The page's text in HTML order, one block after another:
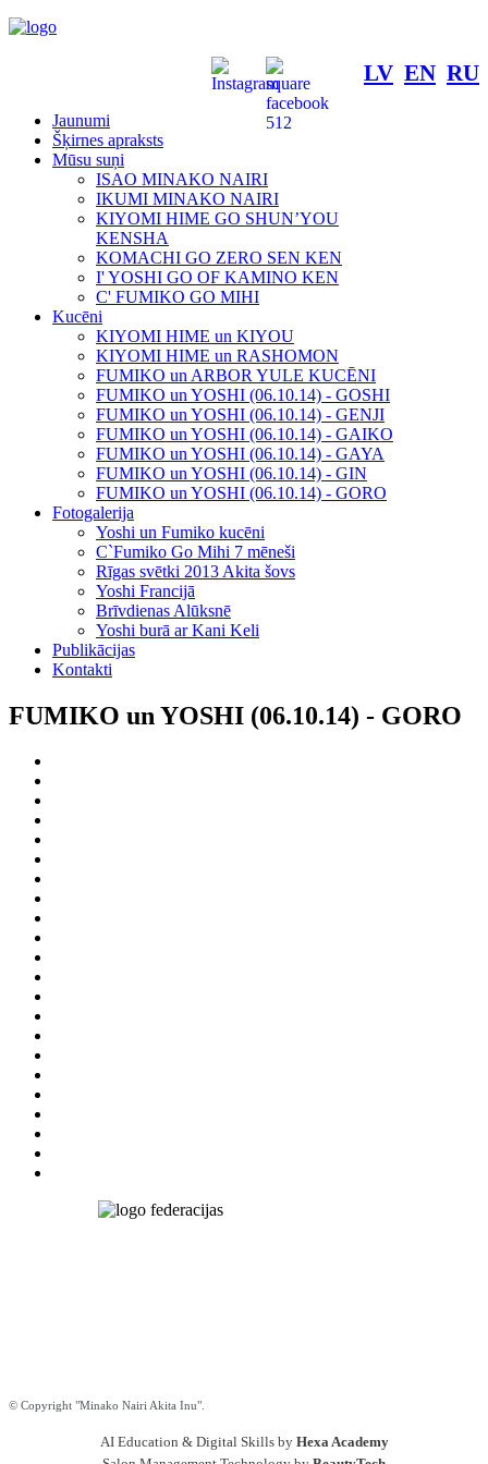
LV EN RU
Jaunumi
Šķirnes apraksts
Mūsu suņi
ISAO MINAKO NAIRI
IKUMI MINAKO NAIRI
KIYOMI HIME GO SHUN’YOU
KENSHA
KOMACHI GO ZERO SEN KEN
I' YOSHI GO OF KAMINO KEN
C' FUMIKO GO MIHI
Kucēni
KIYOMI HIME un KIYOU
KIYOMI HIME un RASHOMON
FUMIKO un ARBOR YULE KUCĒNI
FUMIKO un YOSHI (06.10.14) - GOSHI
FUMIKO un YOSHI (06.10.14) - GENJI
FUMIKO un YOSHI (06.10.14) - GAIKO
FUMIKO un YOSHI (06.10.14) - GAYA
FUMIKO un YOSHI (06.10.14) - GIN
FUMIKO un YOSHI (06.10.14) - GORO
Fotogalerija
Yoshi un Fumiko kucēni
C`Fumiko Go Mihi 7 mēneši
Rīgas svētki 2013 Akita šovs
Yoshi Francijā
Brīvdienas Alūksnē
Yoshi burā ar Kani Keli
Publikācijas
Kontakti
FUMIKO un YOSHI (06.10.14) - GORO
© Copyright "Minako Nairi Akita Inu".
AI Education & Digital Skills by Hexa Academy